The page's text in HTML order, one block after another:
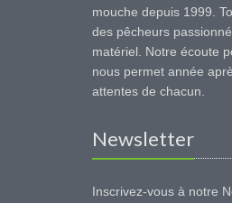
mouche depuis 1999.
des pêcheurs
matériel. Notre écoute
nous permet année
attentes de chacun.
Newsletter
Inscrivez-vous à notre